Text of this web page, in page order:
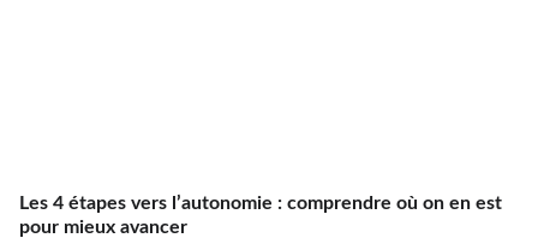
Les 4 étapes vers l’autonomie : comprendre où on en est
pour mieux avancer